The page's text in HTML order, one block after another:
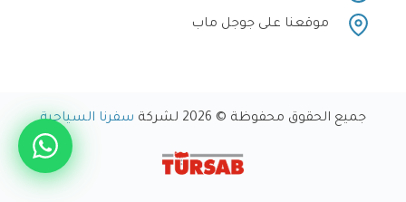
موقعنا على جوجل ماب
جميع الحقوق محفوظة © 2026 لشركة سفرنا السياحية